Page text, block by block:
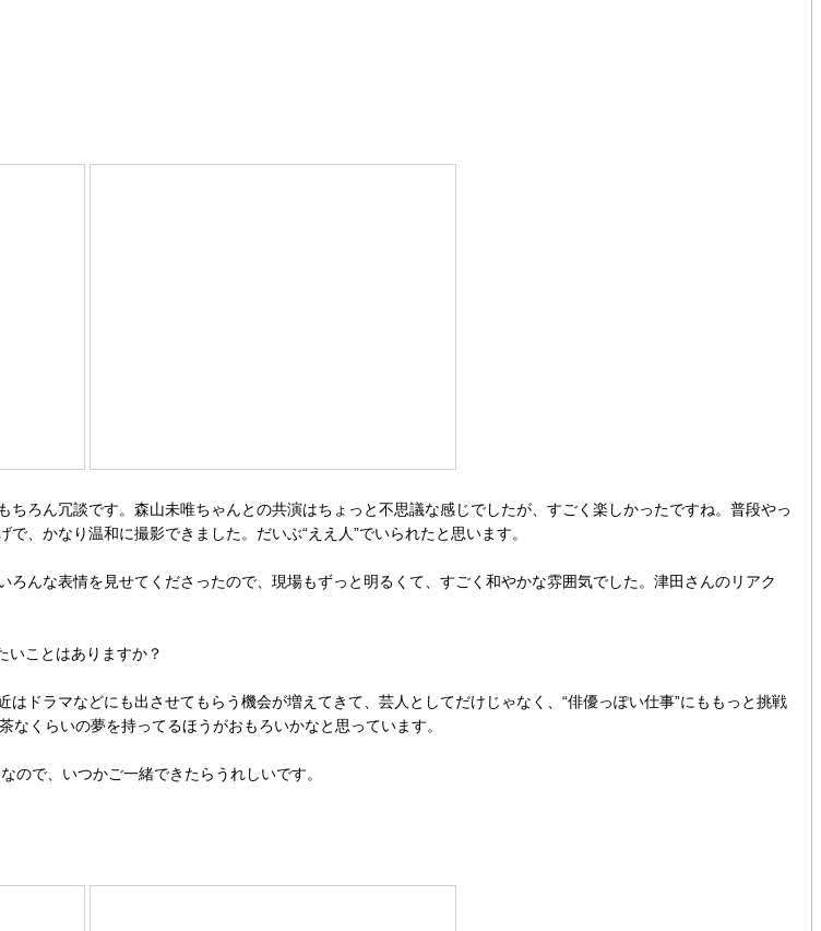
ろん冗談です。森山未唯ちゃんとの共演はちょっと不思議な感じでしたが、すごく楽しかったですね。普段やっ
、かなり温和に撮影できました。だいぶ“ええ人”でいられたと思います。
んな表情を見せてくださったので、現場もずっと明るくて、すごく和やかな雰囲気でした。津田さんのリアク
ことはありますか？
ラマなどにも出させてもらう機会が増えてきて、芸人としてだけじゃなく、“俳優っぽい仕事”にももっと挑戦
くらいの夢を持ってるほうがおもろいかなと思っています。
ので、いつかご一緒できたらうれしいです。